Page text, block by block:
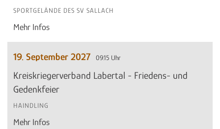
SPORTGELÄNDE DES SV SALLACH
Mehr Infos
19. September 2027 09.15 Uhr
Kreiskriegerverband Labertal - Friedens- und
Gedenkfeier
HAINDLING
Mehr Infos